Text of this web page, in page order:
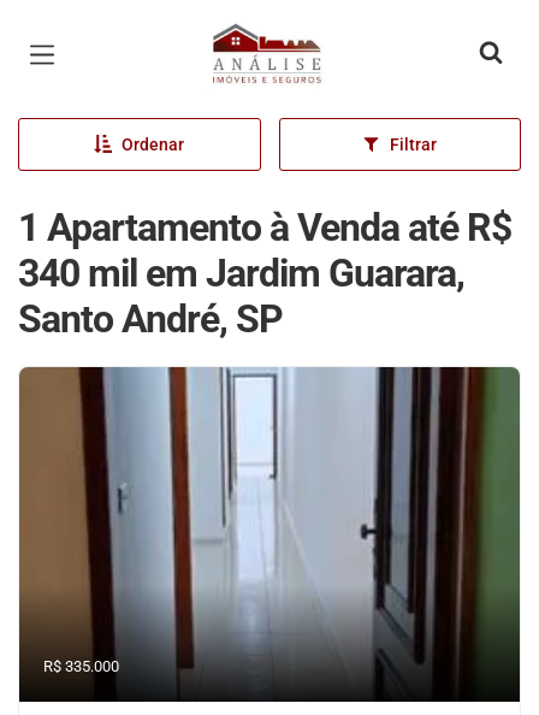
Página inicial
Ordenar Filtrar
1 Apartamento à Venda até R$
340 mil em Jardim Guarara,
Santo André, SP
R$ 335.000